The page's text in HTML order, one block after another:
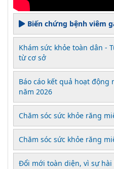
Biến chứng bệnh viêm
Khám sức khỏe toàn dân -
từ cơ sở
Báo cáo kết quả hoạt động
năm 2026
Chăm sóc sức khỏe răng
Chăm sóc sức khỏe răng
Đổi mới toàn diện, vì sự